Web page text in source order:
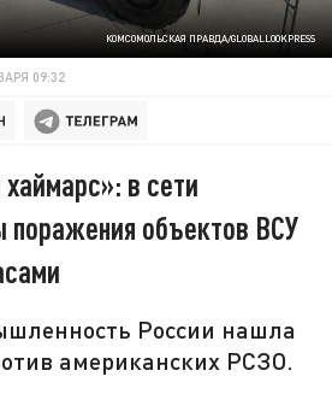
КОМСОМОЛЬСКАЯ ПРАВДА/GLOBALLOOKPRESS
09:32
в сети
поражения объектов ВСУ
России нашла
американских РСЗО.